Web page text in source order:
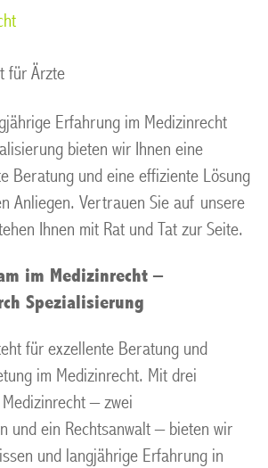
für Ärzte
Erfahrung im Medizinrecht
bieten wir Ihnen eine
Beratung und eine effiziente Lösung
Anliegen. Vertrauen Sie auf unsere
Ihnen mit Rat und Tat zur Seite.
im Medizinrecht –
Spezialisierung
für exzellente Beratung und
im Medizinrecht. Mit drei
– zwei
und ein Rechtsanwalt – bieten wir
und langjährige Erfahrung in